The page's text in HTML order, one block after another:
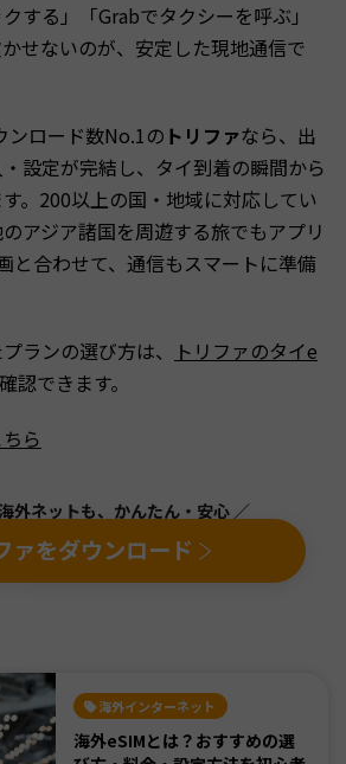
する」「Grabでタクシーを呼ぶ」
せないのが、安定した現地通信で
ンロード数No.1の トリファなら、出
設定が完結し、タイ到着の瞬間から
。200以上の国・地域に対応してい
アジア諸国を周遊する旅でもアプリ
と合わせて、通信もスマートに準備
ランの選び方は、
トリファのタイe
認できます。
ら
外ネットも、かんたん・安心 ／
ァをダウンロード
海外インターネット
海外eSIMとは？おすすめの選